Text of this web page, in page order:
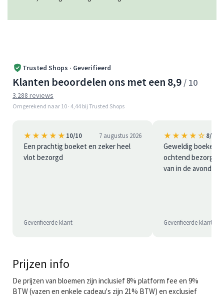
Trusted Shops · Geverifieerd
Klanten beoordelen ons met een 8,9 / 10
3.288 reviews
Omgerekend naar 10 · 4,44 bij Trusted Shops
★★★★★ 10/10 7 augustus 2026
Een prachtig boeket en zeker heel
vlot bezorgd
Geverifieerde klant
★★★★☆ 8/10
Geweldig boeket
ochtend bezorgd
van in de avond
Geverifieerde klant
Prijzen info
De prijzen van bloemen zijn inclusief 8% platform fee en 9%
BTW (vazen en enkele cadeau's zijn 21% BTW) en exclusief